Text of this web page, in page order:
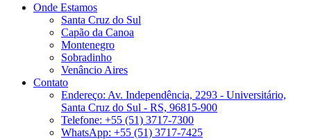
Onde Estamos
Santa Cruz do Sul
Capão da Canoa
Montenegro
Sobradinho
Venâncio Aires
Contato
Endereço: Av. Independência, 2293 - Universitário,
Santa Cruz do Sul - RS, 96815-900
Telefone: +55 (51) 3717-7300
WhatsApp: +55 (51) 3717-7425